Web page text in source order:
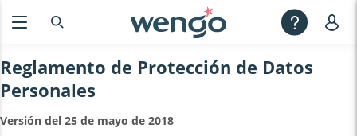
Reglamento de Protección de Datos
Personales
Versión del 25 de mayo de 2018